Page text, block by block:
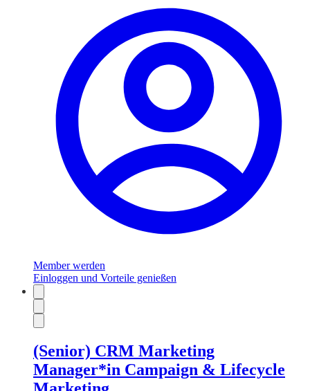
Member werden
Einloggen und Vorteile genießen
(Senior) CRM Marketing
Manager*in Campaign & Lifecycle